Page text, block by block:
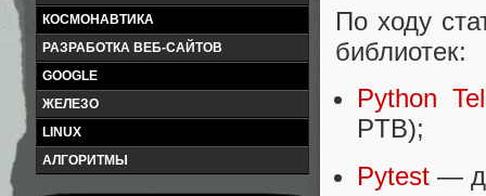
КОСМОНАВТИКА
РАЗРАБОТКА ВЕБ-САЙТОВ
GOOGLE
ЖЕЛЕЗО
LINUX
АЛГОРИТМЫ
По ходу
библиотек:
Python
PTB);
Pytest —